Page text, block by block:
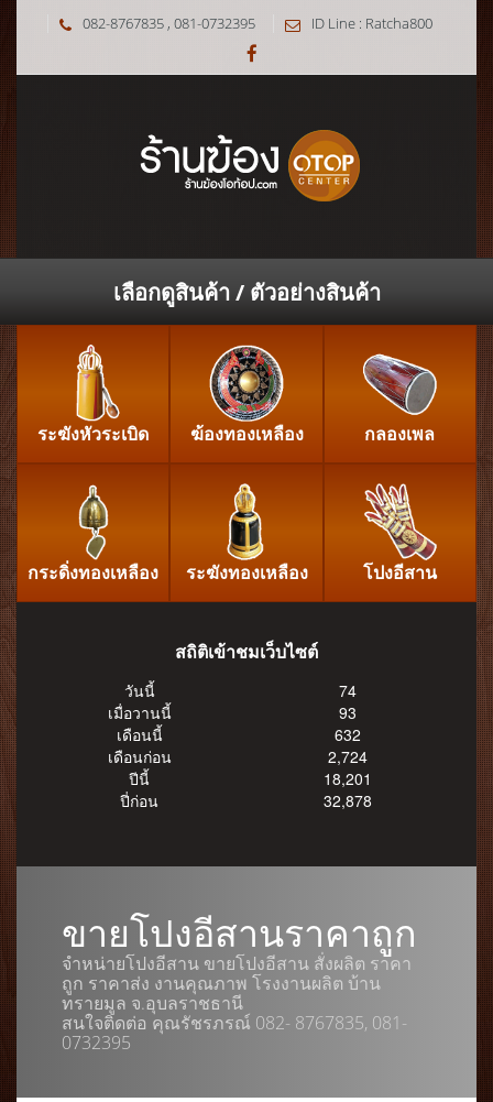
082-8767835 , 081-0732395 ID Line : Ratcha800
เลือกดูสินค้า / ตัวอย่างสินค้า
กลองเพล
ฆ้องทองเหลือง
ระฆังหัวระเบิด
โปงอีสาน
ระฆังทองเหลือง
กระดิ่งทองเหลือง
สถิติเข้าชมเว็บไซต์
วันนี้
74
เมื่อวานนี้
93
เดือนนี้
632
เดือนก่อน
2,724
ปีนี้
18,201
ปี่ก่อน
32,878
ขายโปงอีสานราคาถูก
จำหน่ายโปงอีสาน ขายโปงอีสาน สั่งผลิต ราคา
ถูก ราคาส่ง งานคุณภาพ โรงงานผลิต บ้าน
ทรายมูล จ.อุบลราชธานี
สนใจติดต่อ คุณรัชรภรณ์ 082- 8767835, 081-
0732395